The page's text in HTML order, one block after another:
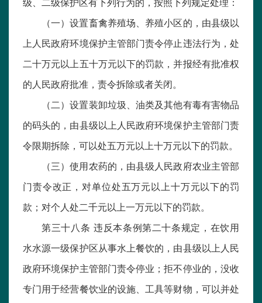
级、二级保护区有下列行为的，按照下列规定处理：
（一）设置畜禽养殖场、养殖小区的，由县级以
上人民政府环境保护主管部门责令停止违法行为，处
二十万元以上五十万元以下的罚款，并报经有批准权
的人民政府批准，责令拆除或者关闭。
（二）设置装卸垃圾、油类及其他有毒有害物品
的码头的，由县级以上人民政府环境保护主管部门责
令限期拆除，可以处五万元以上十万元以下的罚款。
（三）使用农药的，由县级人民政府农业主管部
门责令改正，对单位处五万元以上十万元以下的罚
款；对个人处二千元以上一万元以下的罚款。
第三十八条 违反本条例第二十条规定，在饮用
水水源一级保护区从事水上餐饮的，由县级以上人民
政府环境保护主管部门责令停业；拒不停业的，没收
专门用于经营餐饮业的设施、工具等财物，可以并处